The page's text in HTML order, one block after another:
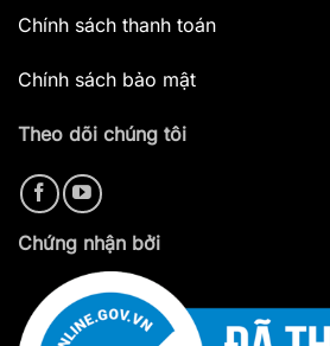
Chính sách thanh toán
Chính sách bảo mật
Theo dõi chúng tôi
Chứng nhận bởi